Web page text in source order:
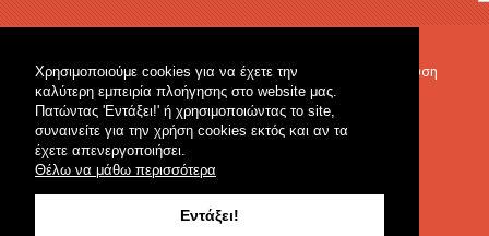
Χρησιμοποιούμε cookies για να έχετε την
καλύτερη εμπειρία πλοήγησης στο website μας.
Πατώντας 'Εντάξει!' ή χρησιμοποιώντας το site,
συναινείτε για την χρήση cookies εκτός και αν τα
έχετε απενεργοποιήσει.
Θέλω να μάθω περισσότερα
Εντάξει!
Μουσικό Βιβλιοπωλείο
Κρουστά & Εκπαιδευτικό Υλικό
Γενικό Βιβλιοπωλείο
Μουσική Εκπαίδευση
Fagotto Blog